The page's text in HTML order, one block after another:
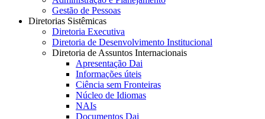
Gestão de Pessoas
Diretorias Sistêmicas
Diretoria Executiva
Diretoria de Desenvolvimento Institucional
Diretoria de Assuntos Internacionais
Apresentação Dai
Informações úteis
Ciência sem Fronteiras
Núcleo de Idiomas
NAIs
Documentos Dai